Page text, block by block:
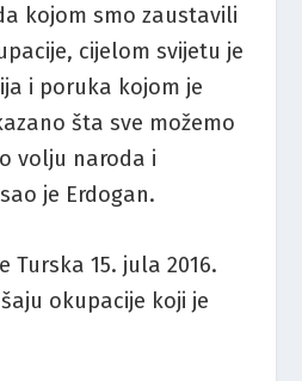
kojom smo zaustavili
cijelom svijetu je
i poruka kojom je
šta sve možemo
volju naroda i
je Erdogan.
Turska 15. jula 2016.
okupacije koji je